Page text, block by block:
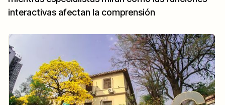
interactivas afectan la comprensión